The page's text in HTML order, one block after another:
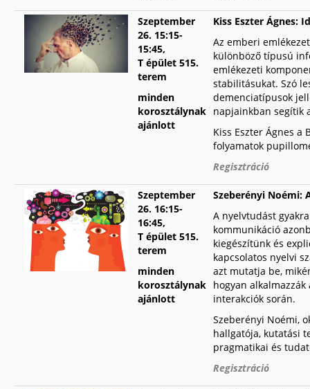
Szeptember
26. 15:15-
15:45,
T épület 515.
terem
minden
korosztálynak
ajánlott
Kiss Eszter Ágnes:
Az emberi
különböző típusú
emlékezeti
stabilitásukat. Szó
demenciatípusok
napjainkban segítik
Kiss Eszter Ágnes a
folyamatok
Regisztráció
Szeptember
26. 16:15-
16:45,
T épület 515.
terem
minden
korosztálynak
ajánlott
Szeberényi Noémi:
A nyelvtudást
kommunikáció
kiegészítünk és
kapcsolatos nyelvi
azt mutatja be,
hogyan
interakciók során.
Szeberényi Noémi,
hallgatója, kutatási
pragmatikai és
Regisztráció